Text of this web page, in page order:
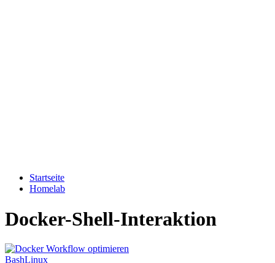
Startseite
Homelab
Docker-Shell-Interaktion
BashLinux